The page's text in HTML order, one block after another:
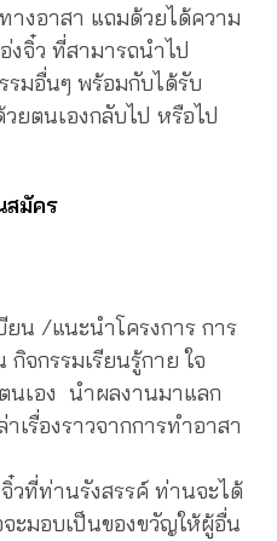
างอาสา แถมด้วยได้ความ
งจิ๋ว ที่สามารถนำไป
รมอื่นๆ พร้อมกับได้รับ
ยตนเองกลับไป หรือไป
สมัคร
/แนะนำโครงการ การ
จกรรมเรียนรู้กาย ใจ
นเอง นำผลงานมาแลก
เรื่องราวจากการทำอาสา
ที่ท่านรังสรรค์ ท่านจะได้
ะมอบเป็นของขวัญให้ผู้อื่น